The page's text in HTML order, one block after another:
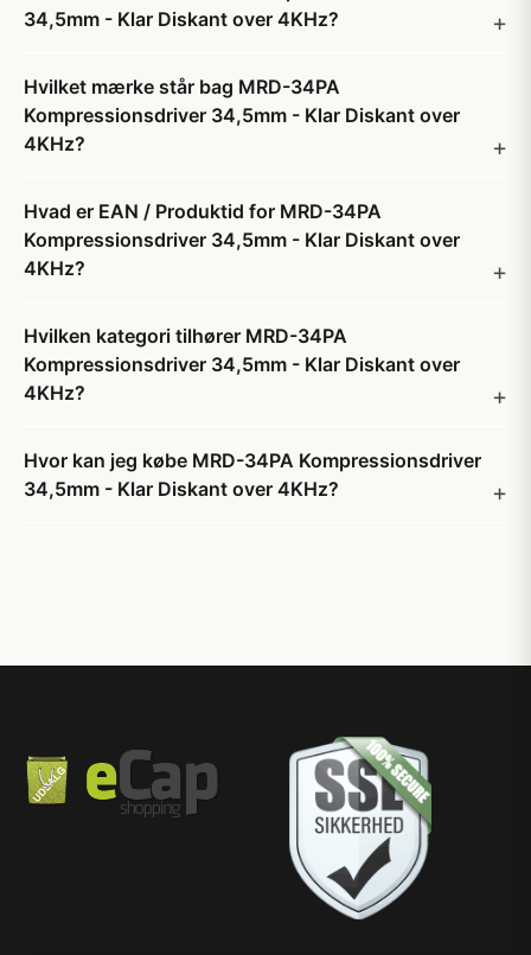
34,5mm - Klar Diskant over 4KHz?
Hvilket mærke står bag MRD-34PA
Kompressionsdriver 34,5mm - Klar Diskant over
4KHz?
Hvad er EAN / Produktid for MRD-34PA
Kompressionsdriver 34,5mm - Klar Diskant over
4KHz?
Hvilken kategori tilhører MRD-34PA
Kompressionsdriver 34,5mm - Klar Diskant over
4KHz?
Hvor kan jeg købe MRD-34PA Kompressionsdriver
34,5mm - Klar Diskant over 4KHz?